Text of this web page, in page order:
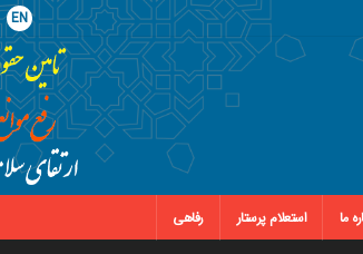
EN
ما استعلام پرستار رفاهی